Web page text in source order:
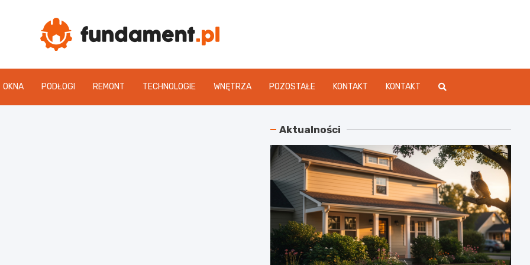
OKNA PODŁOGI REMONT TECHNOLOGIE WNĘTRZA POZOSTAŁE KONTAKT KONTAKT
Aktualności